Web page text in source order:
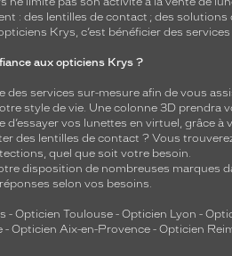
: des lentilles de contact ; des solutions
Krys, c’est bénéficier des
aux opticiens Krys ?
des services sur-mesure afin de vous
style de vie. Une colonne 3D prendra
d’essayer vos lunettes en virtuel, grâce à
des lentilles de contact ? Vous
quel que soit votre besoin.
disposition de nombreuses marques
selon vos besoins.
- Opticien Toulouse - Opticien Lyon -
- Opticien Aix-en-Provence - Opticien